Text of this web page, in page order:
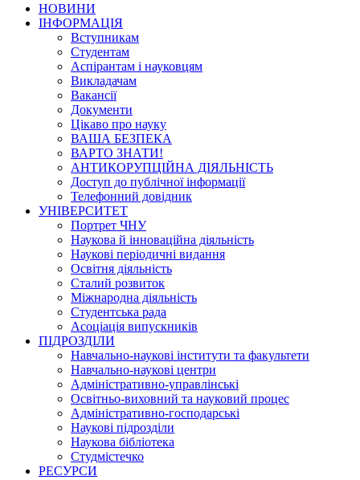
НОВИНИ
ІНФОРМАЦІЯ
Вступникам
Студентам
Аспірантам і науковцям
Викладачам
Вакансії
Документи
Цікаво про науку
ВАША БЕЗПЕКА
ВАРТО ЗНАТИ!
АНТИКОРУПЦІЙНА ДІЯЛЬНІСТЬ
Доступ до публічної інформації
Телефонний довідник
УНІВЕРСИТЕТ
Портрет ЧНУ
Наукова й інноваційна діяльність
Наукові періодичні видання
Освітня діяльність
Сталий розвиток
Міжнародна діяльність
Студентська рада
Асоціація випускників
ПІДРОЗДІЛИ
Навчально-наукові інститути та факультети
Навчально-наукові центри
Адміністративно-управлінські
Освітньо-виховний та науковий процес
Адміністративно-господарські
Наукові підрозділи
Наукова бібліотека
Студмістечко
РЕСУРСИ